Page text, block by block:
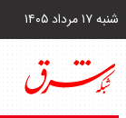
شنبه ۱۷ مرداد ۱۴۰۵